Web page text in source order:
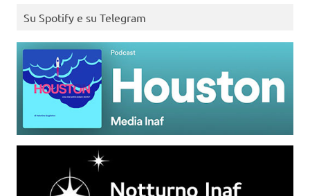
Su Spotify e su Telegram